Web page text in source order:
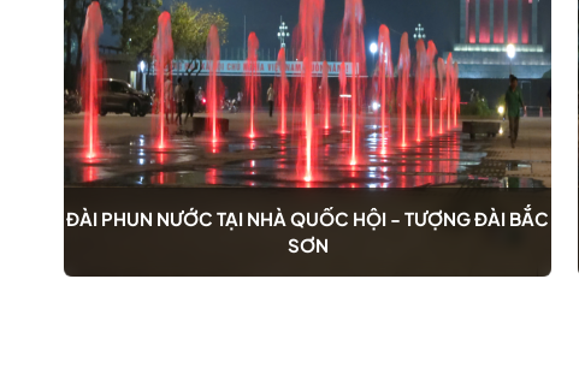
ĐÀI PHUN NƯỚC TẠI NHÀ QUỐC HỘI - TƯỢNG ĐÀI BẮC
SƠN